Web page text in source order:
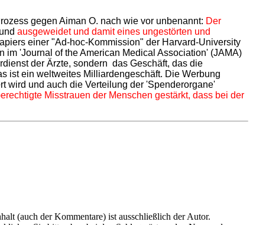
gegen Aiman O. nach wie vor unbenannt: Der
ausgeweidet und damit eines ungestörten und
einer "Ad-hoc-Kommission" der Harvard-University
'Journal of the American Medical Association' (JAMA)
der Ärzte, sondern das Geschäft, das die
ist ein weltweites Milliardengeschäft. Die Werbung
wird und auch die Verteilung der 'Spenderorgane'
Misstrauen der Menschen gestärkt, dass bei der
(auch der Kommentare) ist ausschließlich der Autor.